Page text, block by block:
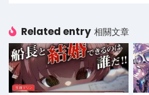
Related entry 相關文章